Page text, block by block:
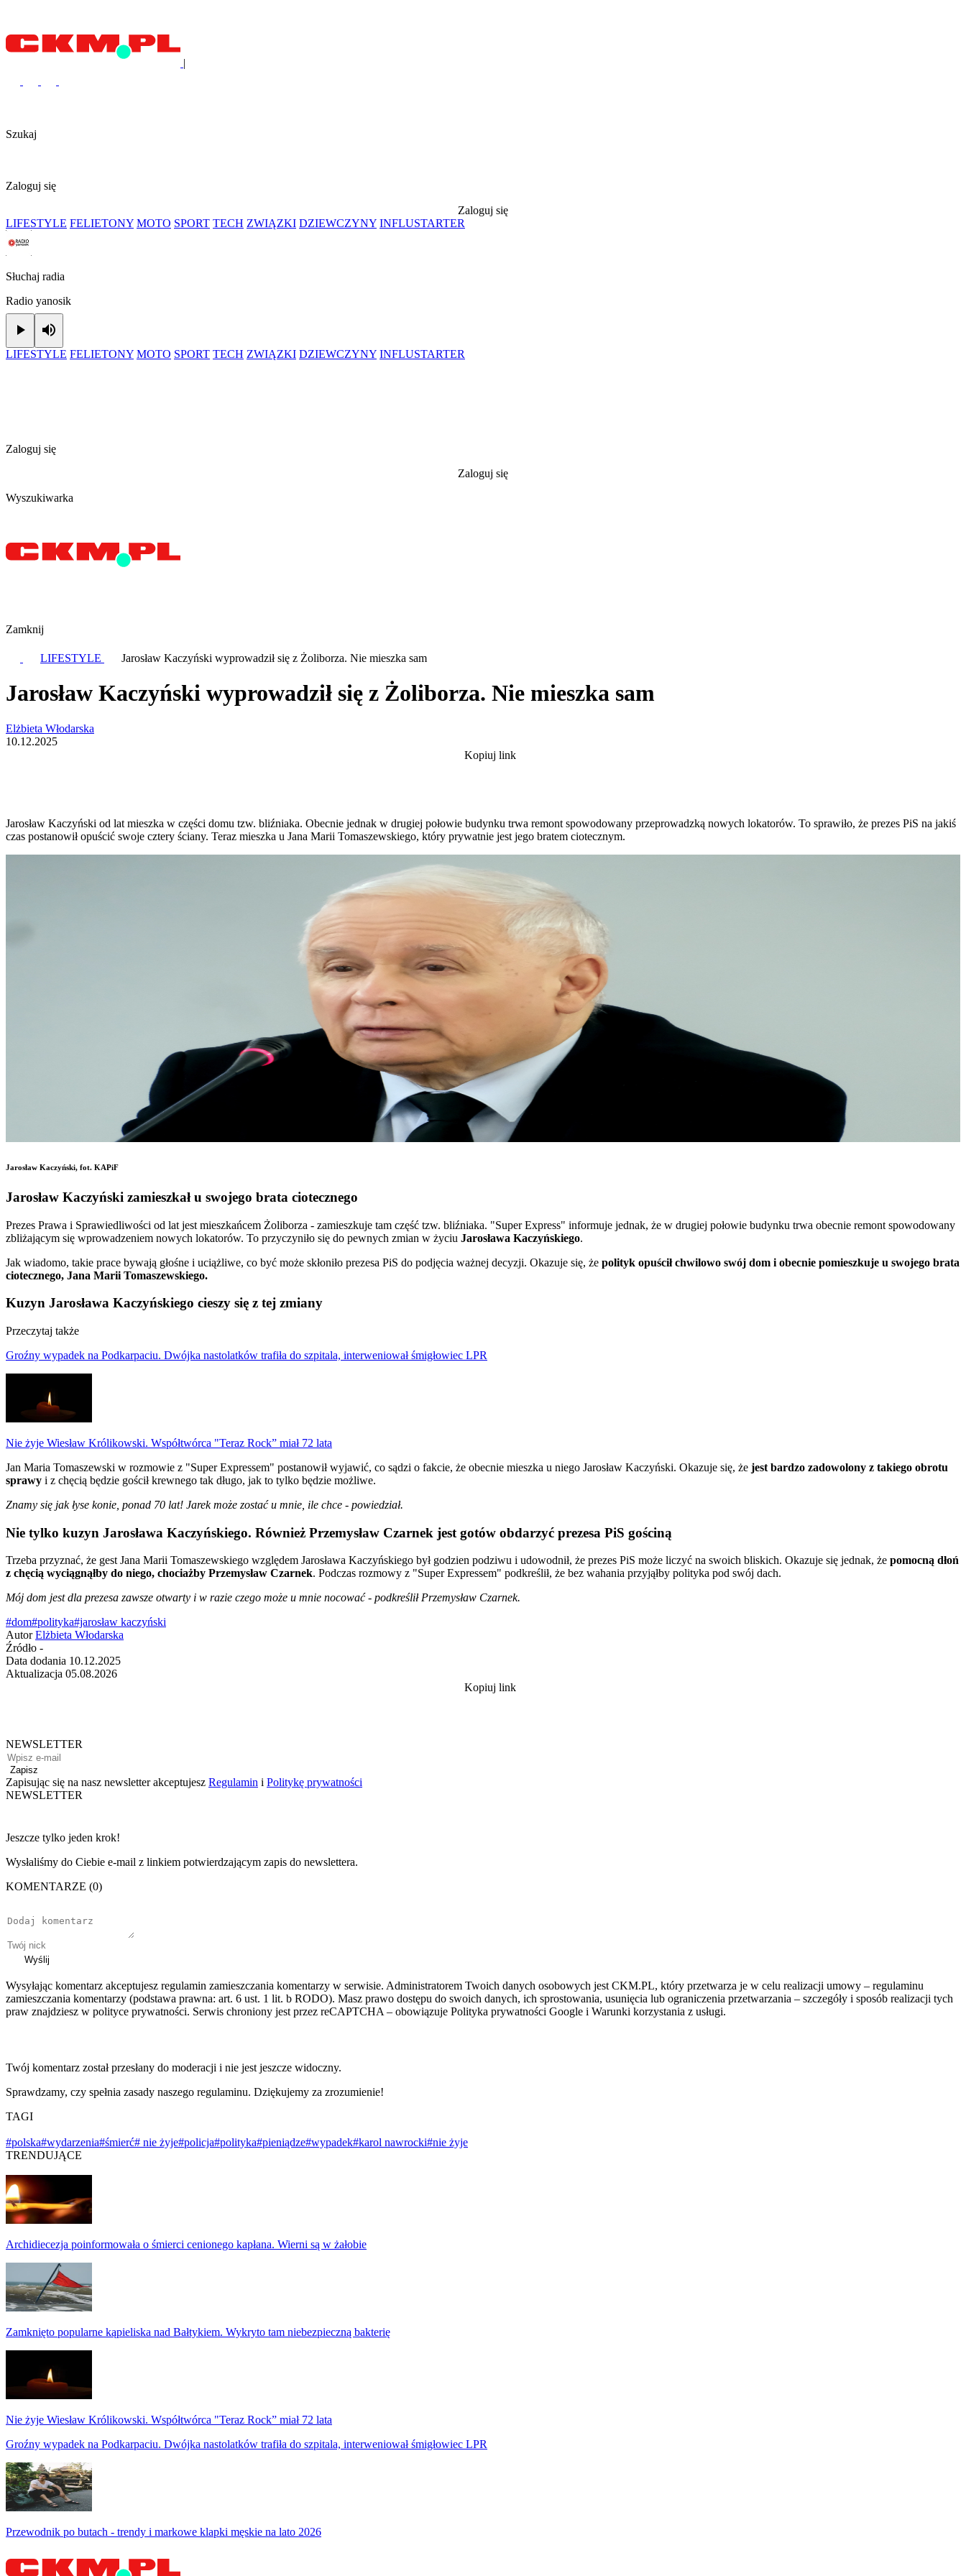
|
Szukaj
Zaloguj się
Zaloguj się
LIFESTYLE FELIETONY MOTO SPORT TECH ZWIĄZKI DZIEWCZYNY INFLUSTARTER
Słuchaj radia
Radio yanosik
Play
LIFESTYLE FELIETONY MOTO SPORT TECH ZWIĄZKI DZIEWCZYNY INFLUSTARTER
Zaloguj się
Zaloguj się
Wyszukiwarka
Zamknij
LIFESTYLE Jarosław Kaczyński wyprowadził się z Żoliborza. Nie mieszka sam
Jarosław Kaczyński wyprowadził się z Żoliborza. Nie mieszka sam
Elżbieta Włodarska
10.12.2025
Kopiuj link
Jarosław Kaczyński od lat mieszka w części domu tzw. bliźniaka. Obecnie jednak w drugiej połowie budynku trwa remont spowodowany przeprowadzką nowych lokatorów. To sprawiło, że prezes PiS na jakiś
czas postanowił opuścić swoje cztery ściany. Teraz mieszka u Jana Marii Tomaszewskiego, który prywatnie jest jego bratem ciotecznym.
Jarosław Kaczyński, fot. KAPiF
Jarosław Kaczyński zamieszkał u swojego brata ciotecznego
Prezes Prawa i Sprawiedliwości od lat jest mieszkańcem Żoliborza - zamieszkuje tam część tzw. bliźniaka. "Super Express" informuje jednak, że w drugiej połowie budynku trwa obecnie remont spowodowany
zbliżającym się wprowadzeniem nowych lokatorów. To przyczyniło się do pewnych zmian w życiu Jarosława Kaczyńskiego.
Jak wiadomo, takie prace bywają głośne i uciążliwe, co być może skłoniło prezesa PiS do podjęcia ważnej decyzji. Okazuje się, że polityk opuścił chwilowo swój dom i obecnie pomieszkuje u swojego brata
ciotecznego, Jana Marii Tomaszewskiego.
Kuzyn Jarosława Kaczyńskiego cieszy się z tej zmiany
Przeczytaj także
Groźny wypadek na Podkarpaciu. Dwójka nastolatków trafiła do szpitala, interweniował śmigłowiec LPR
Nie żyje Wiesław Królikowski. Współtwórca "Teraz Rock” miał 72 lata
Jan Maria Tomaszewski w rozmowie z "Super Expressem" postanowił wyjawić, co sądzi o fakcie, że obecnie mieszka u niego Jarosław Kaczyński. Okazuje się, że jest bardzo zadowolony z takiego obrotu
sprawy i z chęcią będzie gościł krewnego tak długo, jak to tylko będzie możliwe.
Znamy się jak łyse konie, ponad 70 lat! Jarek może zostać u mnie, ile chce - powiedział.
Nie tylko kuzyn Jarosława Kaczyńskiego. Również Przemysław Czarnek jest gotów obdarzyć prezesa PiS gościną
Trzeba przyznać, że gest Jana Marii Tomaszewskiego względem Jarosława Kaczyńskiego był godzien podziwu i udowodnił, że prezes PiS może liczyć na swoich bliskich. Okazuje się jednak, że pomocną dłoń
z chęcią wyciągnąłby do niego, chociażby Przemysław Czarnek. Podczas rozmowy z "Super Expressem" podkreślił, że bez wahania przyjąłby polityka pod swój dach.
Mój dom jest dla prezesa zawsze otwarty i w razie czego może u mnie nocować - podkreślił Przemysław Czarnek.
#dom#polityka#jarosław kaczyński
Autor Elżbieta Włodarska
Źródło -
Data dodania 10.12.2025
Aktualizacja 05.08.2026
Kopiuj link
NEWSLETTER
Zapisz
Zapisując się na nasz newsletter akceptujesz Regulamin i Politykę prywatności
NEWSLETTER
Jeszcze tylko jeden krok!
Wysłaliśmy do Ciebie e-mail z linkiem potwierdzającym zapis do newslettera.
KOMENTARZE (0)
Wyślij
Wysyłając komentarz akceptujesz regulamin zamieszczania komentarzy w serwisie. Administratorem Twoich danych osobowych jest CKM.PL, który przetwarza je w celu realizacji umowy – regulaminu
zamieszczania komentarzy (podstawa prawna: art. 6 ust. 1 lit. b RODO). Masz prawo dostępu do swoich danych, ich sprostowania, usunięcia lub ograniczenia przetwarzania – szczegóły i sposób realizacji tych
praw znajdziesz w polityce prywatności. Serwis chroniony jest przez reCAPTCHA – obowiązuje Polityka prywatności Google i Warunki korzystania z usługi.
Twój komentarz został przesłany do moderacji i nie jest jeszcze widoczny.
Sprawdzamy, czy spełnia zasady naszego regulaminu. Dziękujemy za zrozumienie!
TAGI
#polska#wydarzenia#śmierć# nie żyje#policja#polityka#pieniądze#wypadek#karol nawrocki#nie żyje
TRENDUJĄCE
Archidiecezja poinformowała o śmierci cenionego kapłana. Wierni są w żałobie
Zamknięto popularne kąpieliska nad Bałtykiem. Wykryto tam niebezpieczną bakterię
Nie żyje Wiesław Królikowski. Współtwórca "Teraz Rock” miał 72 lata
Groźny wypadek na Podkarpaciu. Dwójka nastolatków trafiła do szpitala, interweniował śmigłowiec LPR
Przewodnik po butach - trendy i markowe klapki męskie na lato 2026